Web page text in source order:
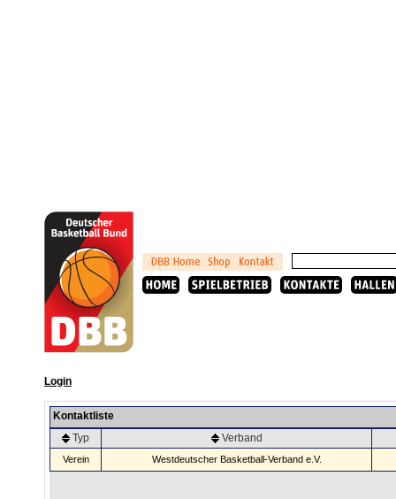
Login
Kontaktliste
Typ
Verband
Verein Westdeutscher Basketball-Verband e.V.